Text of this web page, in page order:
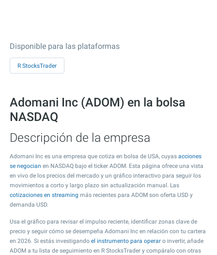
Disponible para las plataformas
R StocksTrader
Adomani Inc (ADOM) en la bolsa
NASDAQ
Descripción de la empresa
Adomani Inc es una empresa que cotiza en bolsa de USA, cuyas acciones
se negocian en NASDAQ bajo el ticker ADOM. Esta página ofrece una vista
en vivo de los precios del mercado y un gráfico interactivo para seguir los
movimientos a corto y largo plazo sin actualización manual. Las
cotizaciones en streaming más recientes para ADOM son oferta USD y
demanda USD.
Usa el gráfico para revisar el impulso reciente, identificar zonas clave de
precio y seguir cómo se desempeña Adomani Inc en relación con tu cartera
en 2026. Si estás investigando el instrumento para operar o invertir, añade
ADOM a tu lista de seguimiento en R StocksTrader y compáralo con otras